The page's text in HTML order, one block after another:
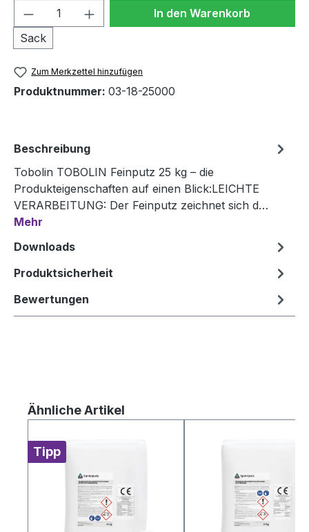
Produkt Anzahl: Gib den
Sack
In den Warenkorb
Zum Merkzettel hinzufügen
Produktnummer: 03-18-25000
Beschreibung
Tobolin TOBOLIN Feinputz 25 kg – die
Produkteigenschaften auf einen Blick:LEICHTE
VERARBEITUNG: Der Feinputz zeichnet sich d…
Mehr
Downloads
Produktsicherheit
Bewertungen
Produktgalerie überspringen
Ähnliche Artikel
Tipp